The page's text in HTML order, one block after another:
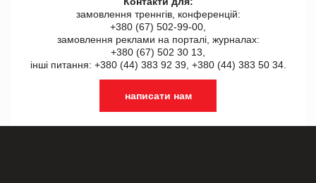
замовлення треннгів, конференцій:
+380 (67) 502-99-00,
замовлення реклами на порталі, журналах:
+380 (67) 502 30 13,
інші питання: +380 (44) 383 92 39, +380 (44) 383 50 34.
написати нам